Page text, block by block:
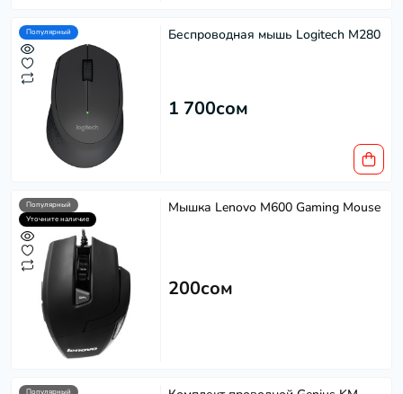
Популярный Беспроводная мышь Logitech M280
1 700сом
Популярный
Уточните наличие
Мышка Lenovo M600 Gaming Mouse
200сом
Популярный